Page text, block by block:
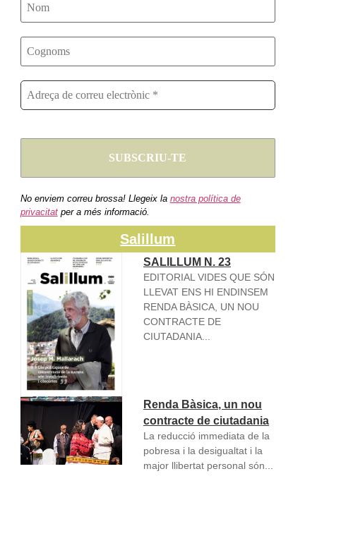
No enviem correu brossa! Llegeix la nostra política de
privacitatper a més informació.
Salillum
SALILLUM N. 23
EDITORIAL VIDES QUE SÓN
LLEVAT ENS HI ENDINSEM
RENDA BÀSICA, UN NOU
CONTRACTE DE
CIUTADANIA...
Renda Bàsica, un nou
contracte de ciutadania
La reducció immediata de la
pobresa i la desigualtat i la
major llibertat personal són...